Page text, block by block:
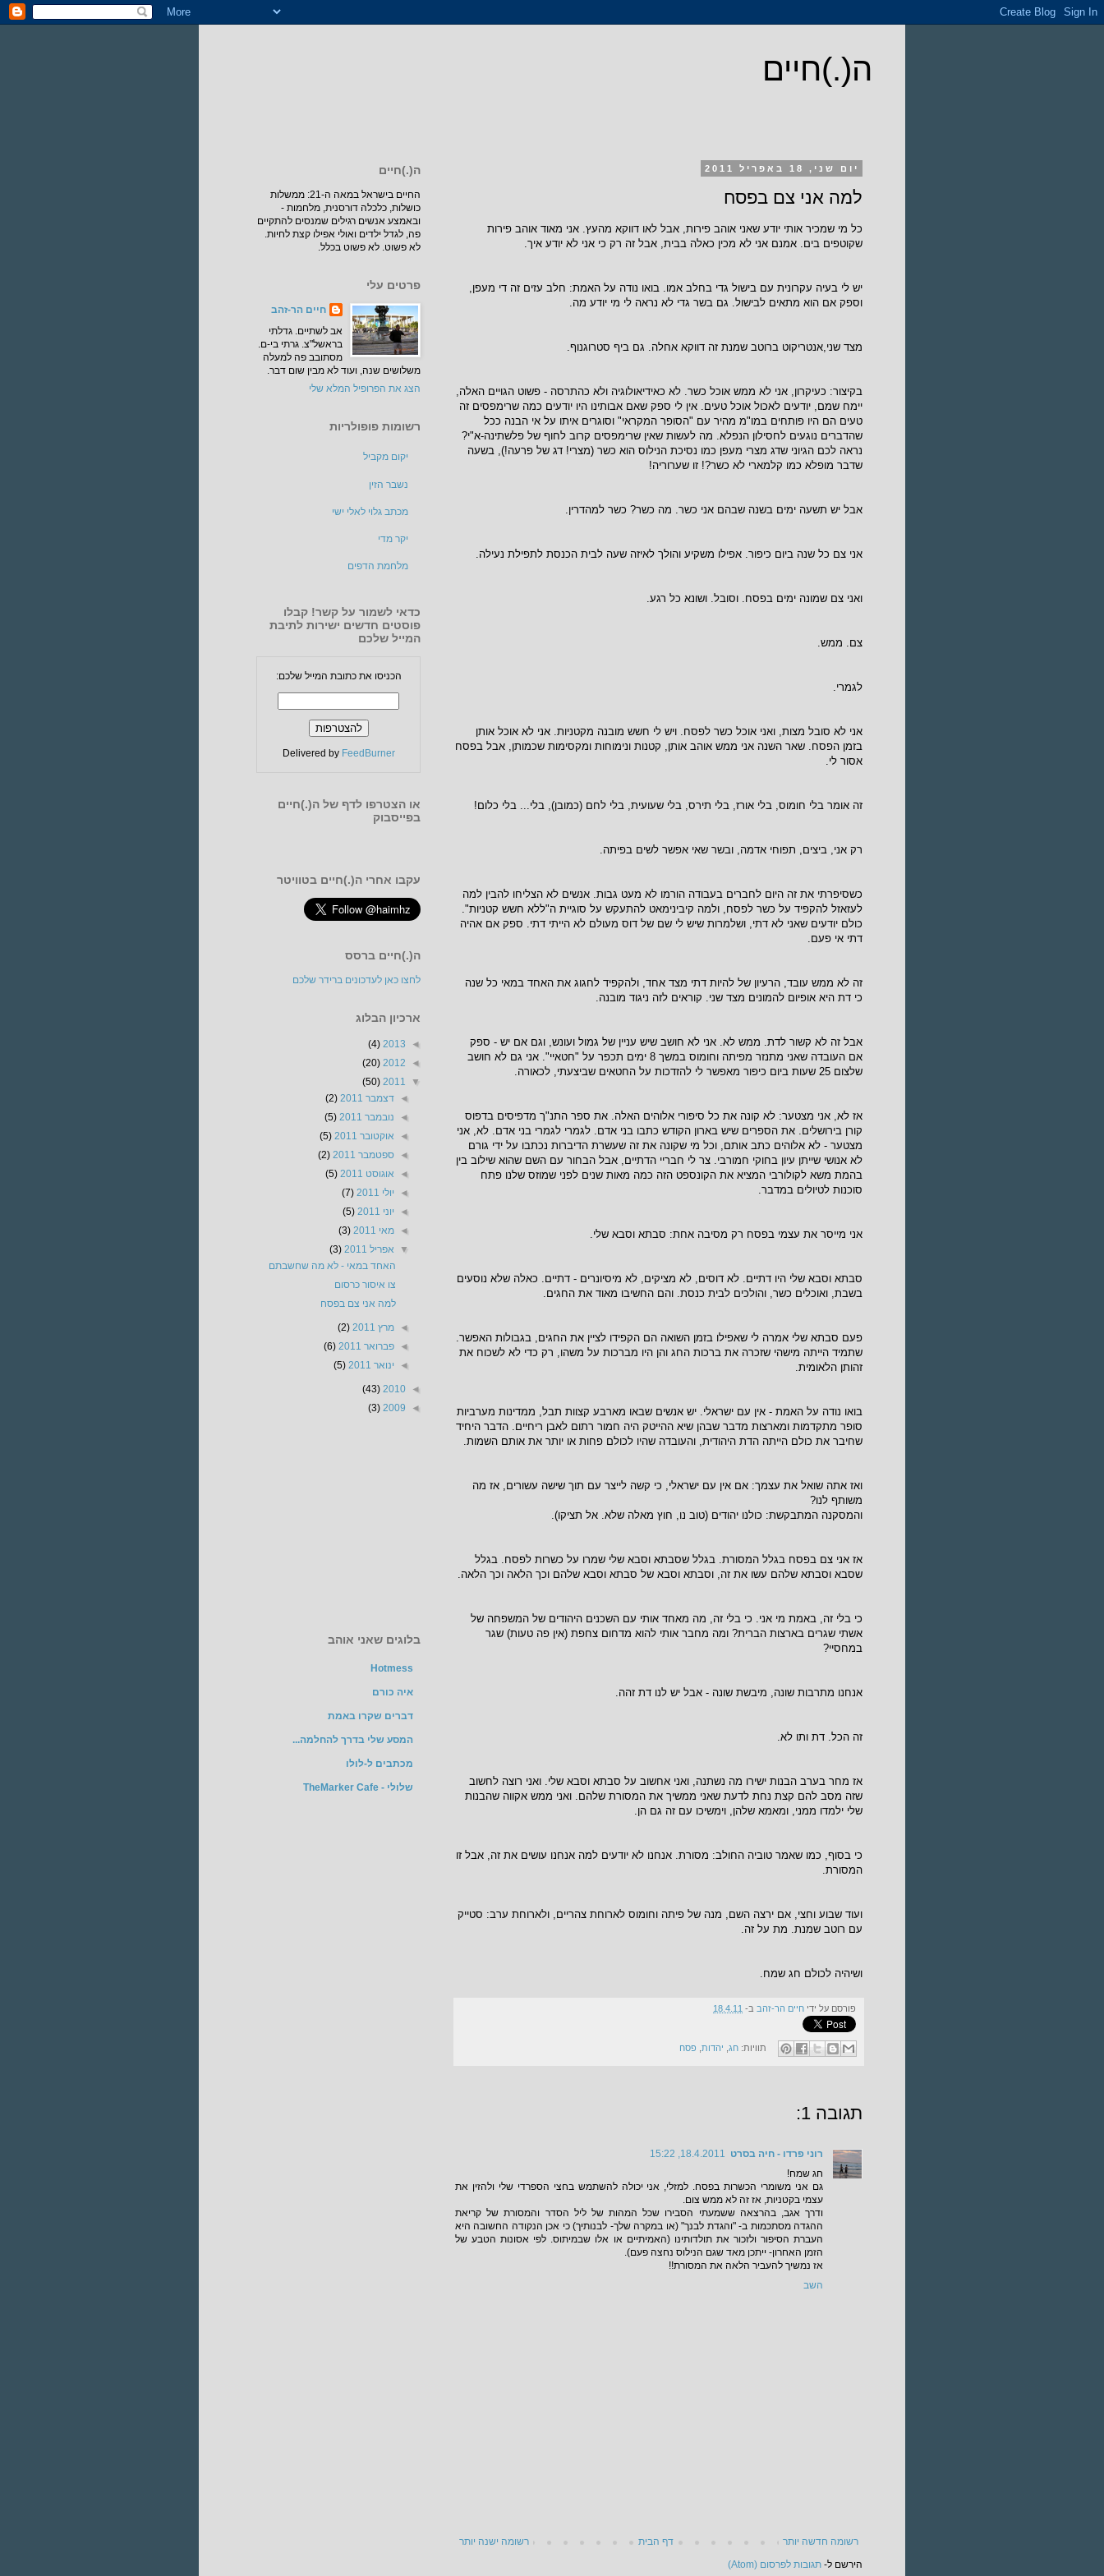
ה(.)חיים
יום שני, 18 באפריל 2011
למה אני צם בפסח
כל מי שמכיר אותי יודע שאני אוהב פירות, אבל לאו דווקא מהעץ. אני מאוד אוהב פירות
שקוטפים בים. אמנם אני לא מכין כאלה בבית, אבל זה רק כי אני לא יודע איך.
יש לי בעיה עקרונית עם בישול גדי בחלב אמו. בואו נודה על האמת: חלב עזים זה די מעפן,
וספק אם הוא מתאים לבישול. גם בשר גדי לא נראה לי מי יודע מה.
מצד שני,אנטריקוט ברוטב שמנת זה דווקא אחלה. גם ביף סטרוגנוף.
בקיצור: כעיקרון, אני לא ממש אוכל כשר. לא כאידיאולוגיה ולא כהתרסה - פשוט הגויים האלה,
יימח שמם, יודעים לאכול אוכל טעים. אין לי ספק שאם אבותינו היו יודעים כמה שרימפסים זה
טעים הם היו פותחים במו"מ מהיר עם "הסופר המקראי" וסוגרים איתו על אי הבנה ככל
שהדברים נוגעים לחסילון הנפלא. מה לעשות שאין שרימפסים קרוב לחוף של פלשתינה-א"י?
נראה לכם הגיוני שדג מצרי מעפן כמו נסיכת הנילוס הוא כשר (מצרי! דג של פרעה!), בשעה
שדבר מופלא כמו קלמארי לא כשר?! זו שערוריה!
אבל יש תשעה ימים בשנה שבהם אני כשר. מה כשר? כשר למהדרין.
אני צם כל שנה ביום כיפור. אפילו משקיע והולך לאיזה שעה לבית הכנסת לתפילת נעילה.
ואני צם שמונה ימים בפסח. וסובל. ושונא כל רגע.
צם. ממש.
לגמרי.
אני לא סובל מצות, ואני אוכל כשר לפסח. ויש לי חשש מובנה מקטניות. אני לא אוכל אותן
בזמן הפסח. שאר השנה אני ממש אוהב אותן, קטנות ונימוחות ומקסימות שכמותן, אבל בפסח
אסור לי.
זה אומר בלי חומוס, בלי אורז, בלי תירס, בלי שעועית, בלי לחם (כמובן), בלי... בלי כלום!
רק אני, ביצים, תפוחי אדמה, ובשר שאי אפשר לשים בפיתה.
כשסיפרתי את זה היום לחברים בעבודה הורמו לא מעט גבות. אנשים לא הצליחו להבין למה
לעזאזל להקפיד על כשר לפסח, ולמה קיבינימאט להתעקש על סוגיית ה"ללא חשש קטניות".
כולם יודעים שאני לא דתי, ושלמרות שיש לי שם של דוס מעולם לא הייתי דתי. ספק אם אהיה
דתי אי פעם.
זה לא ממש עובד, הרעיון של להיות דתי מצד אחד, ולהקפיד לחגוג את האחד במאי כל שנה
כי דת היא אופיום להמונים מצד שני. קוראים לזה ניגוד מובנה.
אבל זה לא קשור לדת. ממש לא. אני לא חושב שיש עניין של גמול ועונש, וגם אם יש - ספק
אם העובדה שאני מתנזר מפיתה וחומוס במשך 8 ימים תכפר על "חטאיי". אני גם לא חושב
שלצום 25 שעות ביום כיפור מאפשר לי להזדכות על החטאים שביצעתי, לכאורה.
אז לא, אני מצטער: לא קונה את כל סיפורי אלוהים האלה. את ספר התנ"ך מדפיסים בדפוס
קורן בירושלים. את הספרים שיש בארון הקודש כתבו בני אדם. לגמרי לגמרי בני אדם. לא, אני
מצטער - לא אלוהים כתב אותם, וכל מי שקונה את זה שעשרת הדיברות נכתבו על ידי גורם
לא אנושי שייתן עיון בחוקי חמורבי. צר לי חבריי הדתיים, אבל הבחור עם השם שהוא שילוב בין
בהמת משא לקולורבי המציא את הקונספט הזה כמה מאות שנים לפני שמוזס שלנו פתח
סוכנות לטיולים במדבר.
אני מייסר את עצמי בפסח רק מסיבה אחת: סבתא וסבא שלי.
סבתא וסבא שלי היו דתיים. לא דוסים, לא מציקים, לא מיסיונרים - דתיים. כאלה שלא נוסעים
בשבת, ואוכלים כשר, והולכים לבית כנסת. והם החשיבו מאוד את החגים.
פעם סבתא שלי אמרה לי שאפילו בזמן השואה הם הקפידו לציין את החגים, בגבולות האפשר.
שתמיד הייתה מישהי שזכרה את ברכות החג והן היו מברכות על משהו, רק כדי לא לשכוח את
זהותן הלאומית.
בואו נודה על האמת - אין עם ישראלי. יש אנשים שבאו מארבע קצוות תבל, ממדינות מערביות
סופר מתקדמות ומארצות מדבר שבהן שיא ההייטק היה חמור רתום לאבן ריחיים. הדבר היחיד
שחיבר את כולם הייתה הדת היהודית, והעובדה שהיו לכולם פחות או יותר את אותם השמות.
ואז אתה שואל את עצמך: אם אין עם ישראלי, כי קשה לייצר עם תוך שישה עשורים, אז מה
משותף לנו?
והמסקנה המתבקשת: כולנו יהודים (טוב נו, חוץ מאלה שלא. אל תציקו).
אז אני צם בפסח בגלל המסורת. בגלל שסבתא וסבא שלי שמרו על כשרות לפסח. בגלל
שסבא וסבתא שלהם עשו את זה, וסבתא וסבא של סבתא וסבא שלהם וכך הלאה וכך הלאה.
כי בלי זה, באמת מי אני. כי בלי זה, מה מאחד אותי עם השכנים היהודים של המשפחה של
אשתי שגרים בארצות הברית? ומה מחבר אותי להוא מדחום צחפת (אין פה טעות) שגר
במחסיי?
אנחנו מתרבות שונה, מיבשת שונה - אבל יש לנו דת זהה.
זה הכל. דת ותו לא.
אז מחר בערב הבנות ישירו מה נשתנה, ואני אחשוב על סבתא וסבא שלי. ואני רוצה לחשוב
שזה מסב להם קצת נחת לדעת שאני ממשיך את המסורת שלהם. ואני ממש אקווה שהבנות
שלי ילמדו ממני, ומאמא שלהן, וימשיכו עם זה גם הן.
כי בסוף, כמו שאמר טוביה החולב: מסורת. אנחנו לא יודעים למה אנחנו עושים את זה, אבל זו
המסורת.
ועוד שבוע וחצי, אם ירצה השם, מנה של פיתה וחומוס לארוחת צהריים, ולארוחת ערב: סטייק
עם רוטב שמנת. מת על זה.
ושיהיה לכולם חג שמח.
פורסם על ידי חיים הר-זהב ב- 18.4.11
תוויות: חג, יהדות, פסח
תגובה 1:
רוני פרדו - חיה בסרט 18.4.2011, 15:22
חג שמח!
גם אני משומרי הכשרות בפסח. למזלי, אני יכולה להשתמש בחצי הספרדי שלי ולהזין את
עצמי בקטניות, אז זה לא ממש צום.
ודרך אגב, בהרצאה ששמעתי הסבירו שכל המהות של ליל הסדר והמסורת של קריאת
ההגדה מסתכמות ב- "והגדת לבנך" (או במקרה שלך- לבנותיך) כי אכן הנקודה החשובה היא
העברת הסיפור ולזכור את תולדותינו (האמיתיים או אלו שבמיתוס. לפי אסונות הטבע של
הזמן האחרון- ייתכן מאד שגם הנילוס נחצה פעם).
אז נמשיך להעביר הלאה את המסורת!!
השב
רשומה חדשה יותר רשומה ישנה יותר
דף הבית
הירשם ל- תגובות לפרסום (Atom)
ה(.)חיים
החיים בישראל במאה ה-21: ממשלות
כושלות, כלכלה דורסנית, מלחמות -
ובאמצע אנשים רגילים שמנסים להתקיים
פה, לגדל ילדים ואולי אפילו קצת לחיות.
לא פשוט. לא פשוט בכלל.
פרטים עלי
חיים הר-זהב
אב לשתיים. גדלתי
בראשל"צ. גרתי בי-ם.
מסתובב פה למעלה
משלושים שנה, ועוד לא מבין שום דבר.
הצג את הפרופיל המלא שלי
רשומות פופולריות
יקום מקביל
נשבר הזין
מכתב גלוי לאלי ישי
יקר מדי
מלחמת הדפים
כדאי לשמור על קשר! קבלו
פוסטים חדשים ישירות לתיבת
המייל שלכם
הכניסו את כתובת המייל שלכם:
Delivered by FeedBurner
או הצטרפו לדף של ה(.)חיים
בפייסבוק
עקבו אחרי ה(.)חיים בטוויטר
ה(.)חיים ברסס
לחצו כאן לעדכונים ברידר שלכם
ארכיון הבלוג
◄
2013
(4)
◄
2012
(20)
▼
2011
(50)
◄דצמבר 2011
(2)
◄ נובמבר 2011
(5)
◄ אוקטובר 2011
(5)
◄ספטמבר 2011
(2)
◄ אוגוסט 2011
(5)
◄ יולי 2011
(7)
◄ יוני 2011
(5)
◄מאי 2011
(3)
▼ אפריל 2011
(3)
האחד במאי - לא מה שחשבתם
צו איסור כרסום
למה אני צם בפסח
◄מרץ 2011
(2)
◄פברואר 2011
(6)
◄ ינואר 2011 (5)
◄
2010
(43)
◄
2009
(3)
בלוגים שאני אוהב
Hotmess
איה כורם
דברים שקרו באמת
המסע שלי בדרך להחלמה...
מכתבים ל-לולו
שלולי - TheMarker Cafe